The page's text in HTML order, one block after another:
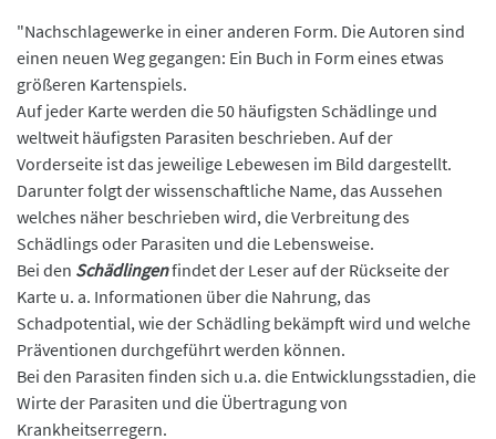
"Nachschlagewerke in einer anderen Form. Die Autoren sind
einen neuen Weg gegangen: Ein Buch in Form eines etwas
größeren Kartenspiels.
Auf jeder Karte werden die 50 häufigsten Schädlinge und
weltweit häufigsten Parasiten beschrieben. Auf der
Vorderseite ist das jeweilige Lebewesen im Bild dargestellt.
Darunter folgt der wissenschaftliche Name, das Aussehen
welches näher beschrieben wird, die Verbreitung des
Schädlings oder Parasiten und die Lebensweise.
Bei den Schädlingenfindet der Leser auf der Rückseite der
Karte u. a. Informationen über die Nahrung, das
Schadpotential, wie der Schädling bekämpft wird und welche
Präventionen durchgeführt werden können.
Bei den Parasiten finden sich u.a. die Entwicklungsstadien, die
Wirte der Parasiten und die Übertragung von
Krankheitserregern.